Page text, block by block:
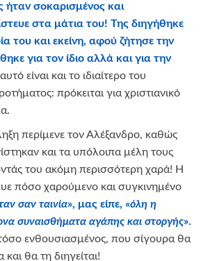
ήταν σοκαρισμένος και
στα μάτια του! Της διηγήθηκε
του και εκείνη, αφού ζήτησε την
για τον ίδιο αλλά και για την
είναι και το ιδιαίτερο του
πρόκειται για χριστιανικό
περίμενε τον Αλέξανδρο, καθώς
και τα υπόλοιπα μέλη τους
του ακόμη περισσότερη χαρά! Η
πόσο χαρούμενο και συγκινημένο
σαν ταινία», μας είπε, «όλη η
συναισθήματα αγάπης και στοργής».
ενθουσιασμένος, που σίγουρα θα
θα τη διηγείται!